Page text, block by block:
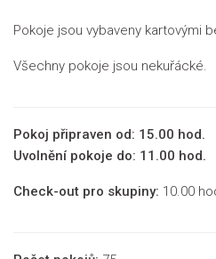
Pokoje jsou vybaveny kartovými
Všechny pokoje jsou nekuřácké.
Pokoj připraven od: 15.00 hod.
Uvolnění pokoje do: 11.00 hod.
Check-out pro skupiny: 10.00